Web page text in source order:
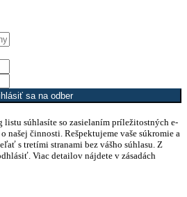
sa na odber
listu súhlasíte so zasielaním príležitostných e-
našej činnosti. Rešpektujeme vaše súkromie a
s tretími stranami bez vášho súhlasu. Z
Viac detailov nájdete v zásadách